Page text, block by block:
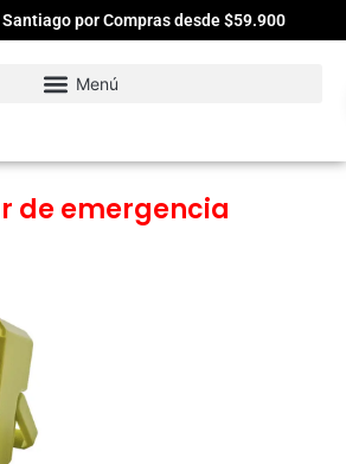
por Compras desde $59.900
de emergencia